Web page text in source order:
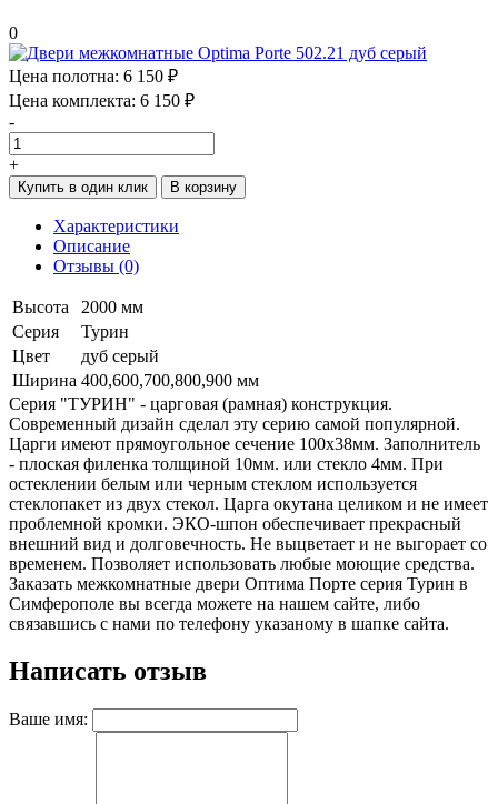
0
Цена полотна: 6 150 ₽
Цена комплекта: 6 150 ₽
-
+
Купить в один клик В корзину
Характеристики
Описание
Отзывы (0)
Высота
2000 мм
Серия
Турин
Цвет
дуб серый
Ширина 400,600,700,800,900 мм
Серия "ТУРИН" - царговая (рамная) конструкция.
Современный дизайн сделал эту серию самой популярной.
Царги имеют прямоугольное сечение 100х38мм. Заполнитель
- плоская филенка толщиной 10мм. или стекло 4мм. При
остеклении белым или черным стеклом используется
стеклопакет из двух стекол. Царга окутана целиком и не имеет
проблемной кромки. ЭКО-шпон обеспечивает прекрасный
внешний вид и долговечность. Не выцветает и не выгорает со
временем. Позволяет использовать любые моющие средства.
Заказать межкомнатные двери Оптима Порте серия Турин в
Симферополе вы всегда можете на нашем сайте, либо
связавшись с нами по телефону указаному в шапке сайта.
Написать отзыв
Ваше имя: